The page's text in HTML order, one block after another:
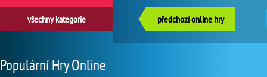
předchozí online hry
všechny kategorie
Populární Hry Online